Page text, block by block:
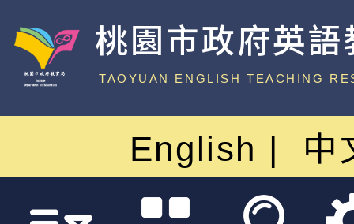
桃園市政府英
中心
TAOYUAN ENGLISH TEACHING
English 中